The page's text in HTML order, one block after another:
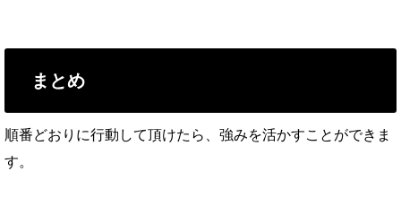
まとめ
順番どおりに行動して頂けたら、強みを活かすことができま
す。